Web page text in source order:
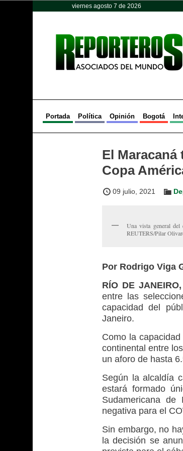
viernes agosto 7 de 2026
Portada Política Opinión Bogotá
El Maracaná
Copa
09 julio, 2021
Una vista general
REUTERS/Pilar
Por Rodrigo Viga
RÍO DE
entre las
capacidad del
Janeiro.
Como la
continental entre
un aforo de hasta
Según la alcaldía
estará formado
Sudamericana de
negativa para el
Sin embargo, no
la decisión se
Opinión Política